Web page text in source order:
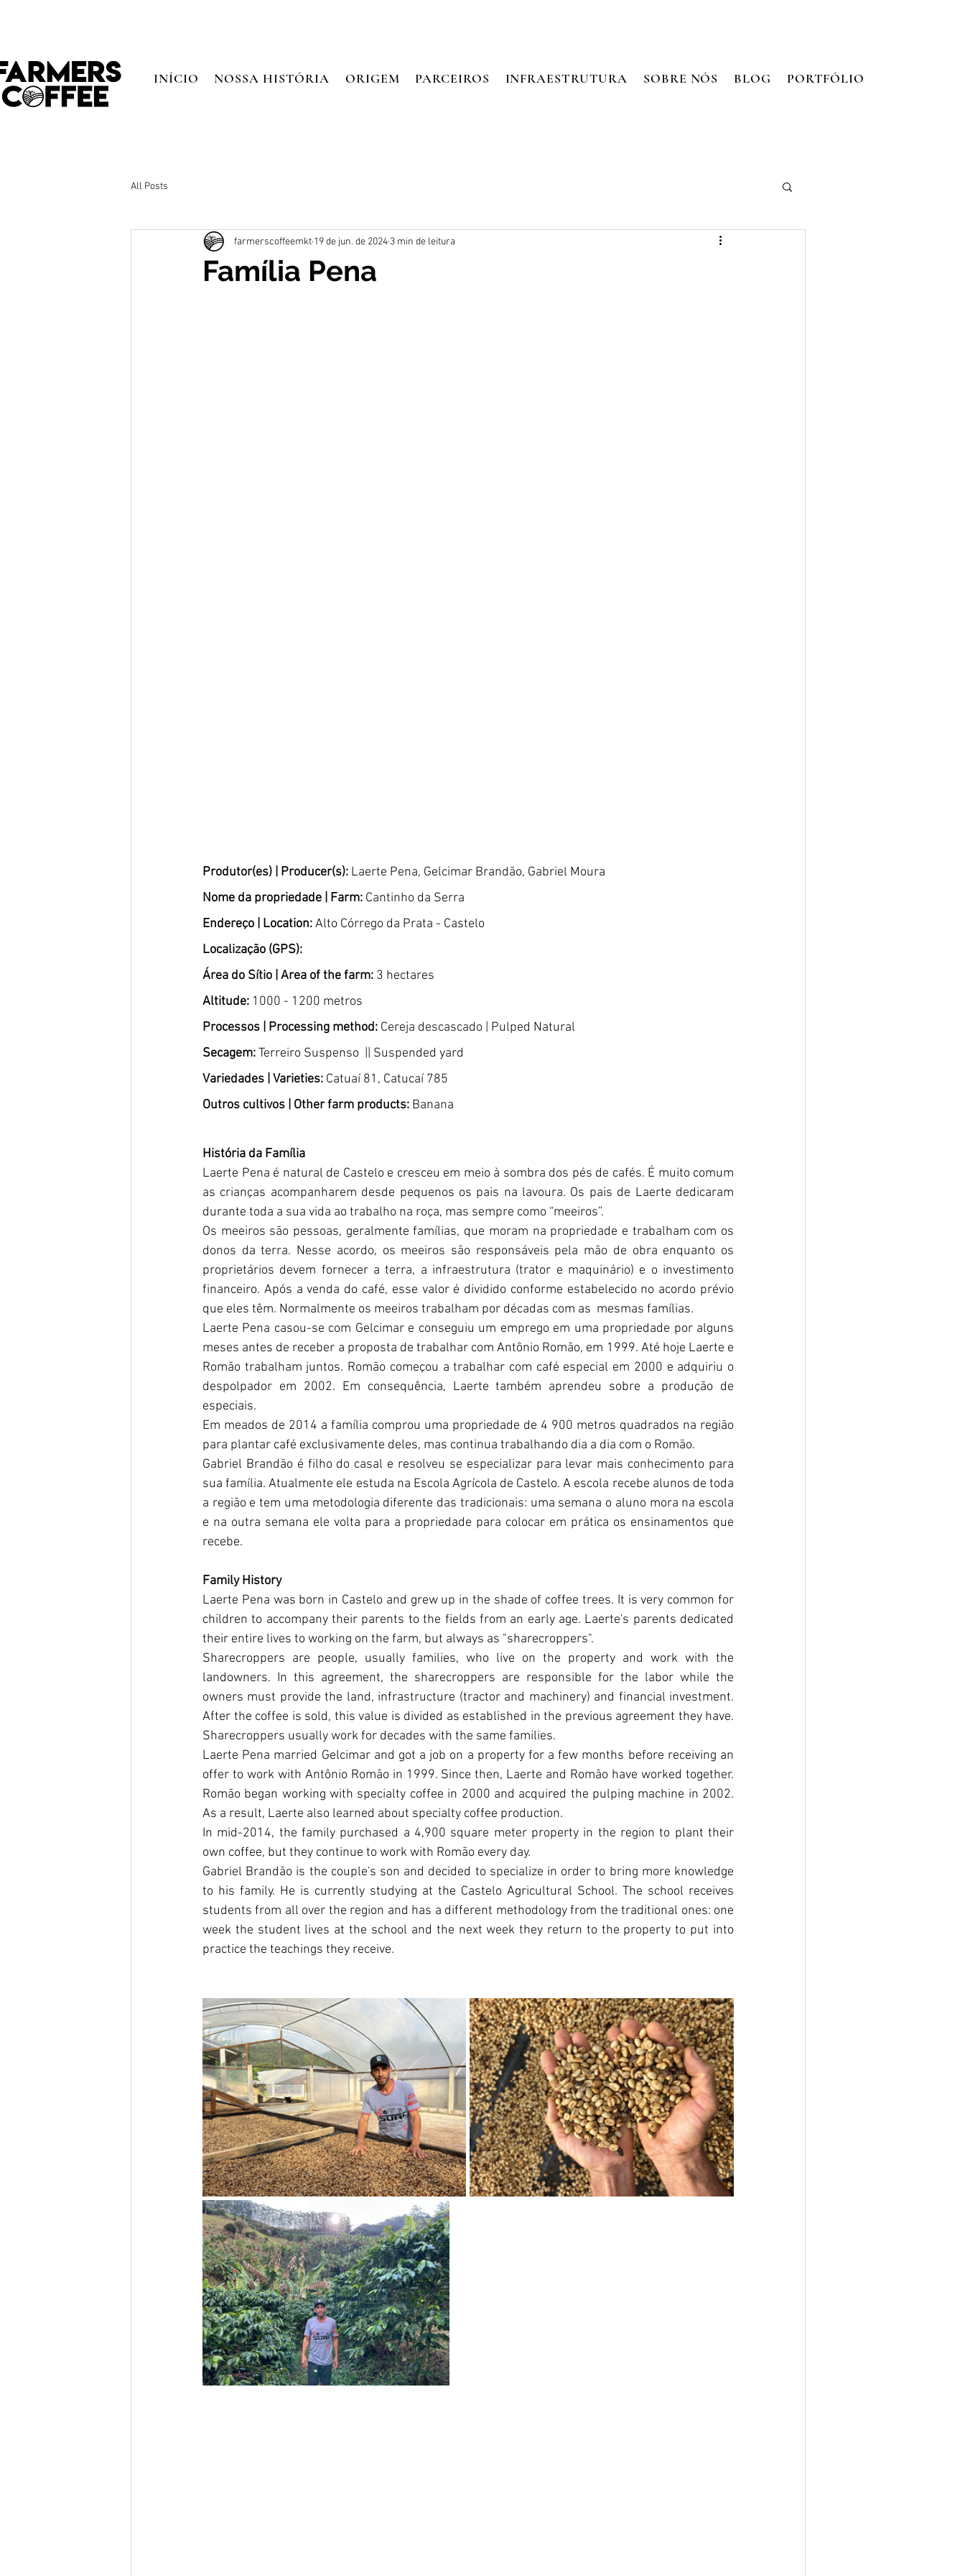
INÍCIO NOSSA HISTÓRIA ORIGEM PARCEIROS INFRAESTRUTURA SOBRE NÓS BLOG PORTFÓLIO
All Posts
Família Pena
farmerscoffeemkt 19 de jun. de 2024 3 min de leitura
Produtor(es) | Producer(s): Laerte Pena, Gelcimar Brandão, Gabriel Moura
Nome da propriedade | Farm: Cantinho da Serra
Endereço | Location: Alto Córrego da Prata - Castelo
Localização (GPS):
Área do Sítio | Area of the farm: 3 hectares
Altitude: 1000 - 1200 metros
Processos | Processing method: Cereja descascado | Pulped Natural
Secagem: Terreiro Suspenso  || Suspended yard
Variedades | Varieties: Catuaí 81, Catucaí 785
Outros cultivos | Other farm products: Banana
História da Família
Laerte Pena é natural de Castelo e cresceu em meio à sombra dos pés de cafés. É muito comum
as crianças acompanharem desde pequenos os pais na lavoura. Os pais de Laerte dedicaram
durante toda a sua vida ao trabalho na roça, mas sempre como “meeiros”.
Os meeiros são pessoas, geralmente famílias, que moram na propriedade e trabalham com os
donos da terra. Nesse acordo, os meeiros são responsáveis pela mão de obra enquanto os
proprietários devem fornecer a terra, a infraestrutura (trator e maquinário) e o investimento
financeiro. Após a venda do café, esse valor é dividido conforme estabelecido no acordo prévio
que eles têm. Normalmente os meeiros trabalham por décadas com as  mesmas famílias.
Laerte Pena casou-se com Gelcimar e conseguiu um emprego em uma propriedade por alguns
meses antes de receber a proposta de trabalhar com Antônio Romão, em 1999. Até hoje Laerte e
Romão trabalham juntos. Romão começou a trabalhar com café especial em 2000 e adquiriu o
despolpador em 2002. Em consequência, Laerte também aprendeu sobre a produção de
especiais.
Em meados de 2014 a família comprou uma propriedade de 4 900 metros quadrados na região
para plantar café exclusivamente deles, mas continua trabalhando dia a dia com o Romão.
Gabriel Brandão é filho do casal e resolveu se especializar para levar mais conhecimento para
sua família. Atualmente ele estuda na Escola Agrícola de Castelo. A escola recebe alunos de toda
a região e tem uma metodologia diferente das tradicionais: uma semana o aluno mora na escola
e na outra semana ele volta para a propriedade para colocar em prática os ensinamentos que
recebe.
Family History
Laerte Pena was born in Castelo and grew up in the shade of coffee trees. It is very common for
children to accompany their parents to the fields from an early age. Laerte's parents dedicated
their entire lives to working on the farm, but always as "sharecroppers".
Sharecroppers are people, usually families, who live on the property and work with the
landowners. In this agreement, the sharecroppers are responsible for the labor while the
owners must provide the land, infrastructure (tractor and machinery) and financial investment.
After the coffee is sold, this value is divided as established in the previous agreement they have.
Sharecroppers usually work for decades with the same families.
Laerte Pena married Gelcimar and got a job on a property for a few months before receiving an
offer to work with Antônio Romão in 1999. Since then, Laerte and Romão have worked together.
Romão began working with specialty coffee in 2000 and acquired the pulping machine in 2002.
As a result, Laerte also learned about specialty coffee production.
In mid-2014, the family purchased a 4,900 square meter property in the region to plant their
own coffee, but they continue to work with Romão every day.
Gabriel Brandão is the couple's son and decided to specialize in order to bring more knowledge
to his family. He is currently studying at the Castelo Agricultural School. The school receives
students from all over the region and has a different methodology from the traditional ones: one
week the student lives at the school and the next week they return to the property to put into
practice the teachings they receive.